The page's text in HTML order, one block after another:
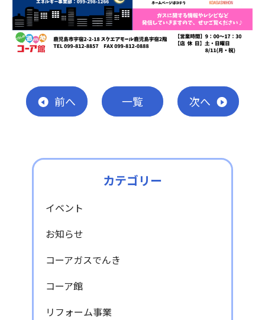
前へ 一覧 次へ
カテゴリー
イベント
お知らせ
コーアガスでんき
コーア館
リフォーム事業